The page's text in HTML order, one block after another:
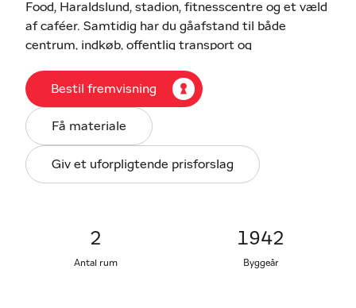
Food, Haraldslund, stadion, fitnesscentre og et væld
af caféer. Samtidig har du gåafstand til både
centrum, indkøb, offentlig transport og
byliv lige uden for døren.
Her finder du en superlækker og totalrenoveret
lejlighed på 58 kvadratmeter, hvor alt står snorlige
og helt klar til indflytning. En bolig der kombinerer
moderne komfort med charmerende detaljer som
Bestil fremvisning
Få materiale
Giv et uforpligtende prisforslag
2
Antal rum
1942
Byggeår